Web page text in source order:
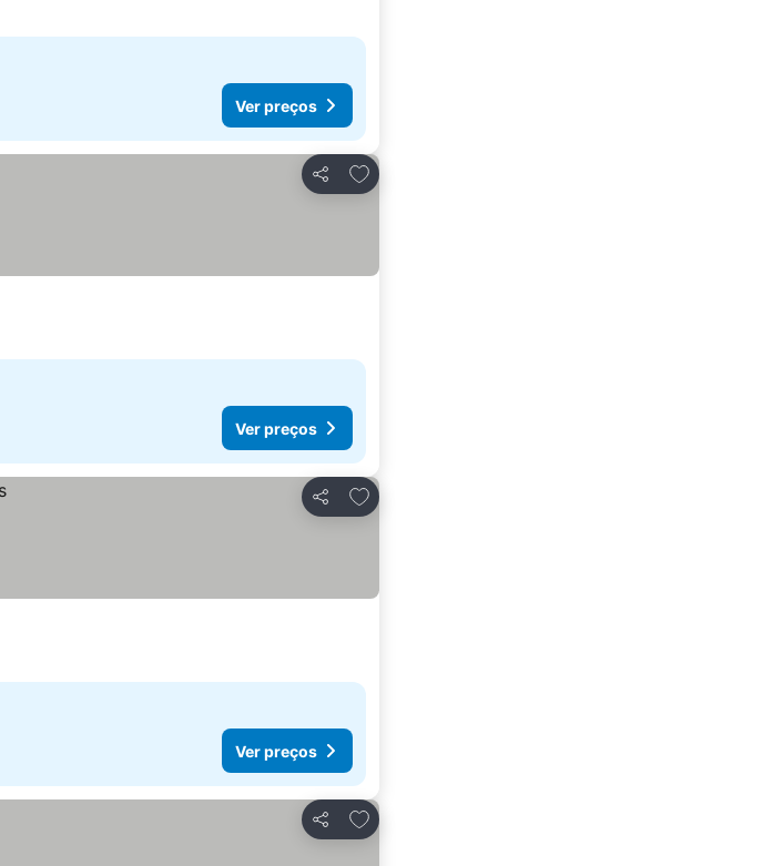
Ver preços
Partilhar
Adicionar aos favoritos
Ver preços
Partilhar
Adicionar aos favoritos
Ver preços
Partilhar
Adicionar aos favoritos